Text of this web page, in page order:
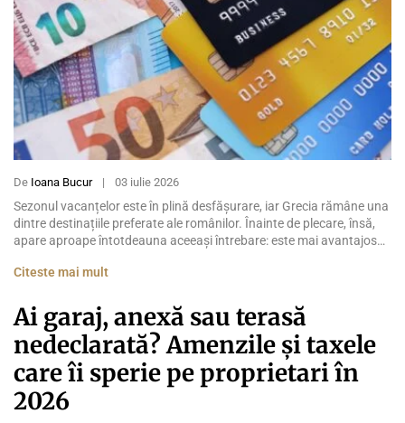
De Ioana Bucur | 03 iulie 2026
Sezonul vacanțelor este în plină desfășurare, iar Grecia rămâne una
dintre destinațiile preferate ale românilor. Înainte de plecare, însă,
apare aproape întotdeauna aceeași întrebare: este mai avantajos
recent o dezbatere amplă pe pagina de Facebook Forum Thassos,
Citeste mai mult
Ai garaj, anexă sau terasă
nedeclarată? Amenzile și taxele
care îi sperie pe proprietari în
2026